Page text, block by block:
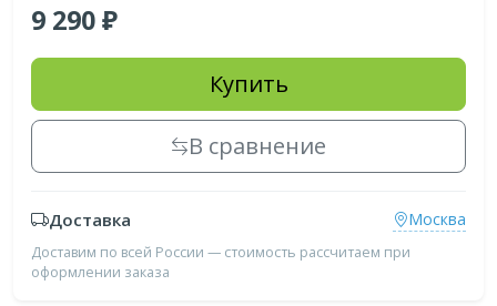
9 290
Купить
В сравнение
Доставка Москва
Доставим по всей России — стоимость рассчитаем при
оформлении заказа